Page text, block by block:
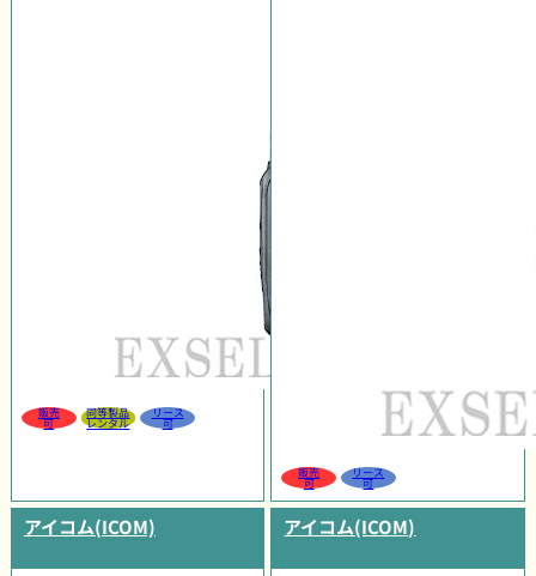
販売
可
同等製品
レンタル
リース
可
販売
可
リース
可
アイコム(ICOM) アイコム(ICOM)